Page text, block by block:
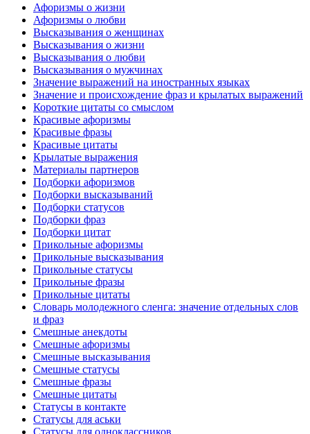
Афоризмы о жизни
Афоризмы о любви
Высказывания о женщинах
Высказывания о жизни
Высказывания о любви
Высказывания о мужчинах
Значение выражений на иностранных языках
Значение и происхождение фраз и крылатых выражений
Короткие цитаты со смыслом
Красивые афоризмы
Красивые фразы
Красивые цитаты
Крылатые выражения
Материалы партнеров
Подборки афоризмов
Подборки высказываний
Подборки статусов
Подборки фраз
Подборки цитат
Прикольные афоризмы
Прикольные высказывания
Прикольные статусы
Прикольные фразы
Прикольные цитаты
Словарь молодежного сленга: значение отдельных слов
и фраз
Смешные анекдоты
Смешные афоризмы
Смешные высказывания
Смешные статусы
Смешные фразы
Смешные цитаты
Статусы в контакте
Статусы для аськи
Статусы для одноклассников